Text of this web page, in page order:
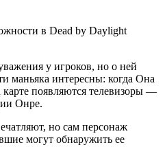
у игроков, но о ней
маньяка интересны: когда Она
карте появляются телевизоры —
Онре.
но сам персонаж
могут обнаружить ее